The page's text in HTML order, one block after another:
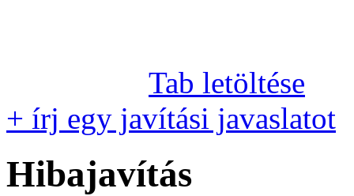
Tab letöltése
+ írj egy javítási javaslatot
Hibajavítás